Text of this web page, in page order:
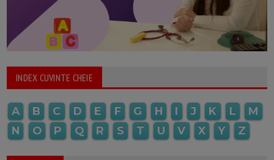
INDEX CUVINTE CHEIE
A B C D E F G H I J K L
M
N
O P Q R S T U V X Y Z